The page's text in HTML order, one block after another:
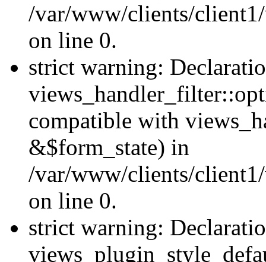
/var/www/clients/
on line 0.
strict warning:
compatible with
&$form_state) in
/var/www/clients/
on line 0.
strict warning: